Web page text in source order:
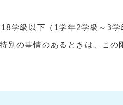
学級以下（1学年2学級～3学
別の事情のあるときは、こ